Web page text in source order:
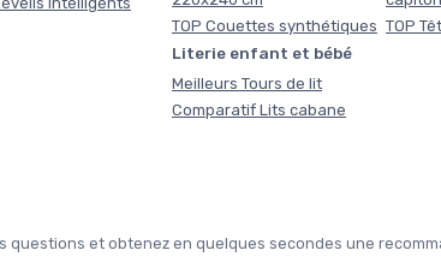
TOP Couettes synthétiques TOP
Literie enfant et bébé
Meilleurs Tours de lit
Comparatif Lits cabane
et obtenez en quelques secondes une